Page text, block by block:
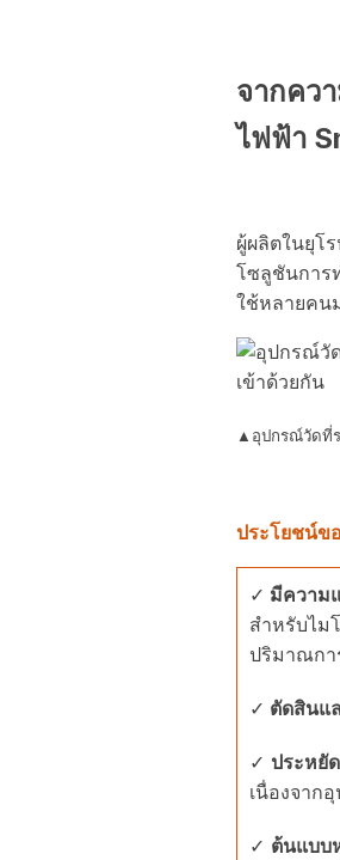
จากคว
ไฟฟ้า
ผู้ผลิตในยุโ
โซลูชันการ
ใช้หลายคน
▲อุปกรณ์วัดที่ร
ประโยชน์ข
✓ มีความ
สำหรับไม
ปริมาณกา
✓ ตัดสินแ
✓ ประหยั
เนื่องจาก
✓ ต้นแบบ